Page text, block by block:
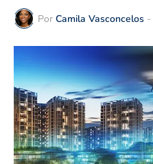
Por Camila Vasconcelos -